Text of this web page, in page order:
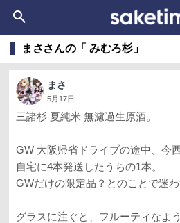
まささんの「 みむろ杉」
まさ
5月17日
三諸杉 夏純米 無濾過生原酒。
GW 大阪帰省ドライブの途中、今
自宅に4本発送したうちの1本。
GWだけの限定品？とのことで迷
グラスに注ぐと、フルーティなよ